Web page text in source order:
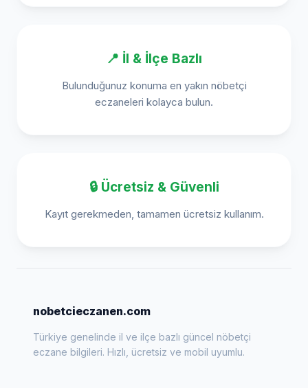
📍 İl & İlçe Bazlı
Bulunduğunuz konuma en yakın nöbetçi
eczaneleri kolayca bulun.
🔒 Ücretsiz & Güvenli
Kayıt gerekmeden, tamamen ücretsiz kullanım.
nobetcieczanen.com
Türkiye genelinde il ve ilçe bazlı güncel nöbetçi
eczane bilgileri. Hızlı, ücretsiz ve mobil uyumlu.